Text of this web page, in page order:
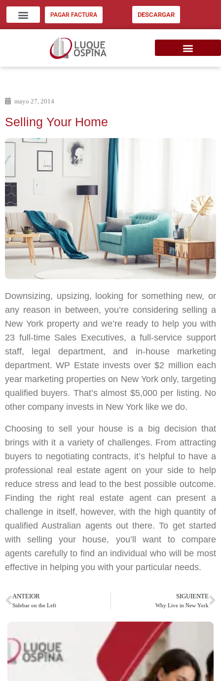
PAGAR FACTURA DESCARGAR
mayo 27, 2014
Selling Your Home
Downsizing, upsizing, looking for something new, or
any reason in between, you’re considering selling a
New York property and we’re ready to help you with
23 full-time Sales Executives, a full-service support
staff, legal department, and in-house marketing
department. WP Estate invests over $2 million each
year marketing properties on New York only, targeting
qualified buyers. That’s almost $5,000 per listing. No
other company invests in New York like we do.
Choosing to sell your house is a big decision that
brings with it a variety of challenges. From attracting
buyers to negotiating contracts, it’s helpful to have a
professional real estate agent on your side to help
reduce stress and lead to the best possible outcome.
Finding the right real estate agent can present a
challenge in itself, however, with the high quantity of
qualified Australian agents out there. To get started
with selling your house, you’ll want to compare
agents carefully to find an individual who will be most
effective in helping you with your particular needs.
ANTEIOR
Sidebar on the Left
SIGUIENTE
Why Live in New York